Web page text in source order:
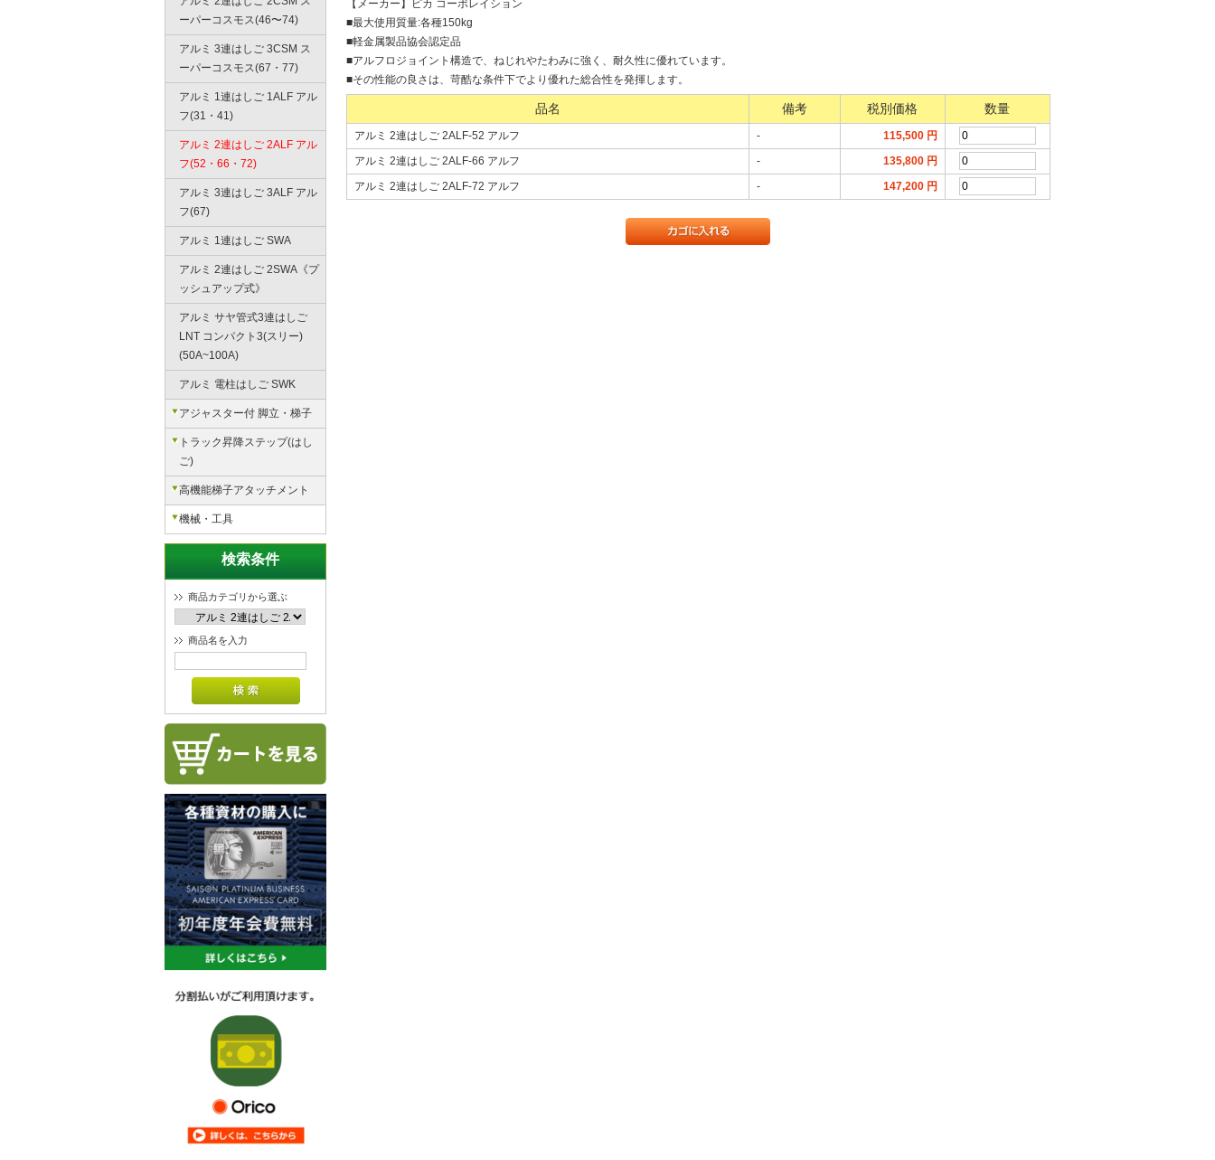
【メーカー】ピカ コーポレイション
■最大使用質量:各種150kg
■軽金属製品協会認定品
■アルフロジョイント構造で、ねじれやたわみに強く、耐久性に優れています。
■その性能の良さは、苛酷な条件下でより優れた総合性を発揮します。
品名 備考 税別価格 数量
アルミ 2連はしご 2ALF-52 アルフ - 115,500円
アルミ 2連はしご 2ALF-66 アルフ
- 135,800円
アルミ 2連はしご 2ALF-72 アルフ
- 147,200円
ーパーコスモス(46〜74)
アルミ 3連はしご 3CSM ス
ーパーコスモス(67・77)
アルミ 1連はしご 1ALF アル
フ(31・41)
アルミ 2連はしご 2ALF アル
フ(52・66・72)
アルミ 3連はしご 3ALF アル
フ(67)
アルミ 1連はしご SWA
アルミ 2連はしご 2SWA《プ
ッシュアップ式》
アルミ サヤ管式3連はしご
LNT コンパクト3(スリー)
(50A~100A)
アルミ 電柱はしご SWK
アジャスター付 脚立・梯子
トラック昇降ステップ(はし
ご)
高機能梯子アタッチメント
機械・工具
検索条件
商品カテゴリから選ぶ
商品名を入力